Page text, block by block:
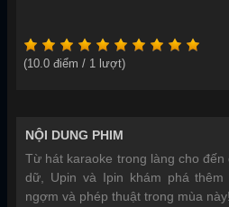
(10.0 điểm / 1 lượt)
NỘI DUNG PHIM
Từ hát karaoke trong làng cho
dữ, Upin và Ipin khám phá
ngợm và phép thuật trong mùa này!